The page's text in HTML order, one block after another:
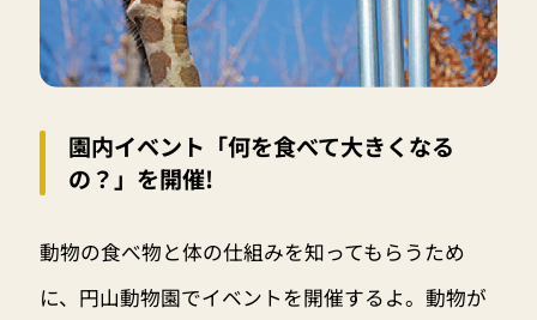
園内イベント「何を食べて大きくなる
の？」を開催!
動物の食べ物と体の仕組みを知ってもらうため
に、円山動物園でイベントを開催するよ。動物が